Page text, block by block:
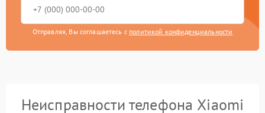
Отправляя, Вы соглашаетесь с политикой конфиденциальности
Неисправности телефона Xiaomi